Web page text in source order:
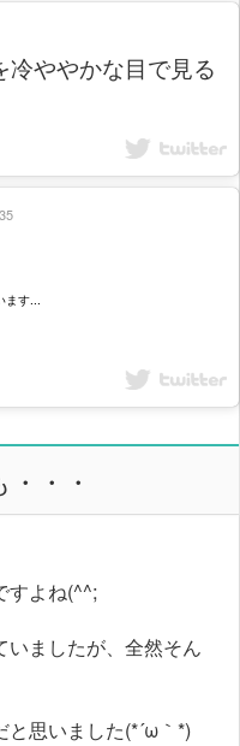
ややかな目で見る
す...
・・
すよね(^^;
ましたが、全然そん
思いました(*´ω｀*)